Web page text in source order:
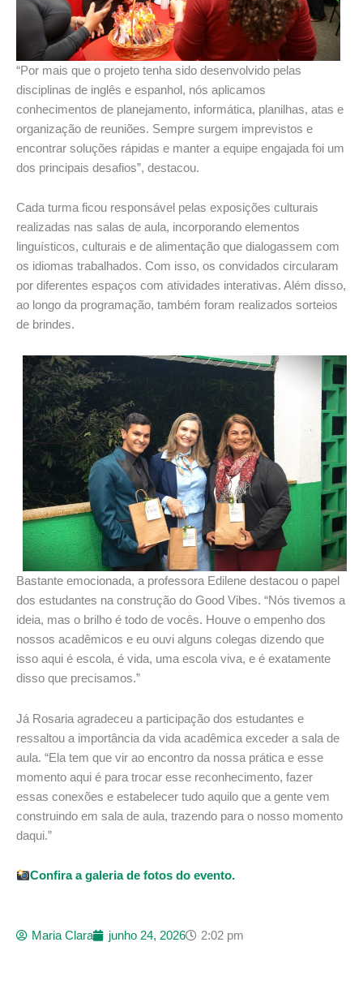
“Por mais que o projeto tenha sido desenvolvido pelas
disciplinas de inglês e espanhol, nós aplicamos
conhecimentos de planejamento, informática, planilhas, atas e
organização de reuniões. Sempre surgem imprevistos e
encontrar soluções rápidas e manter a equipe engajada foi um
dos principais desafios”, destacou.
Cada turma ficou responsável pelas exposições culturais
realizadas nas salas de aula, incorporando elementos
linguísticos, culturais e de alimentação que dialogassem com
os idiomas trabalhados. Com isso, os convidados circularam
por diferentes espaços com atividades interativas. Além disso,
ao longo da programação, também foram realizados sorteios
de brindes.
Bastante emocionada, a professora Edilene destacou o papel
dos estudantes na construção do Good Vibes. “Nós tivemos a
ideia, mas o brilho é todo de vocês. Houve o empenho dos
nossos acadêmicos e eu ouvi alguns colegas dizendo que
isso aqui é escola, é vida, uma escola viva, e é exatamente
disso que precisamos.”
Já Rosaria agradeceu a participação dos estudantes e
ressaltou a importância da vida acadêmica exceder a sala de
aula. “Ela tem que vir ao encontro da nossa prática e esse
momento aqui é para trocar esse reconhecimento, fazer
essas conexões e estabelecer tudo aquilo que a gente vem
construindo em sala de aula, trazendo para o nosso momento
daqui.”
Confira a galeria de fotos do evento.
Maria Clara junho 24, 2026 2:02 pm